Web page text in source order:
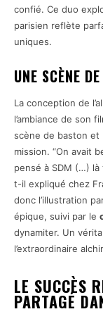
confié. Ce duo
parisien reflète
uniques.
UNE SCÈNE
La conception de
l’ambiance de son
scène de baston et
mission. “On avait
pensé à SDM (…)
t-il expliqué chez
donc l’illustration
épique, suivi par le
dynamiter. Un
l’extraordinaire
LE SUCCÈS
PARTAGÉ